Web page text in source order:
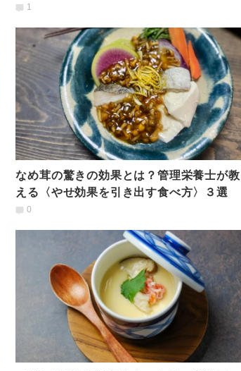
べたら毒出しできる？
1
なめ茸の驚きの効果とは？管理栄養士が教
える〈やせ効果を引き出す食べ方〉３選
0